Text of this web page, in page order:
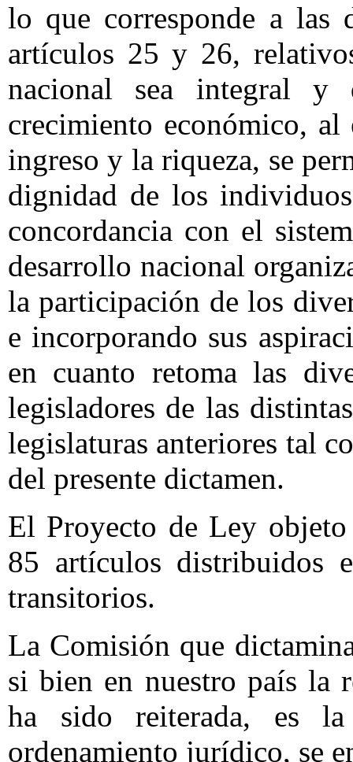
lo que corresponde a las
artículos 25 y 26,
nacional sea integral
crecimiento económico,
ingreso y la riqueza, se
dignidad de los
concordancia con el
desarrollo nacional
la participación de los
e incorporando sus
en cuanto retoma las
legisladores de las
legislaturas anteriores tal
del presente dictamen.
El Proyecto de Ley objeto
85 artículos distribuidos
transitorios.
La Comisión que
si bien en nuestro país la
ha sido reiterada, es
ordenamiento jurídico, se